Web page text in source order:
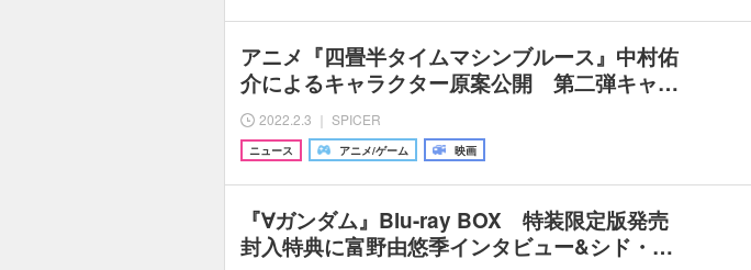
アニメ『四畳半タイムマシンブルース』中村佑
介によるキャラクター原案公開 第二弾キャ…
2022.2.3 ｜ SPICER
ニュース アニメ/ゲーム 映画
『∀ガンダム』Blu-ray BOX 特装限定版発売
封入特典に富野由悠季インタビュー&シド・…